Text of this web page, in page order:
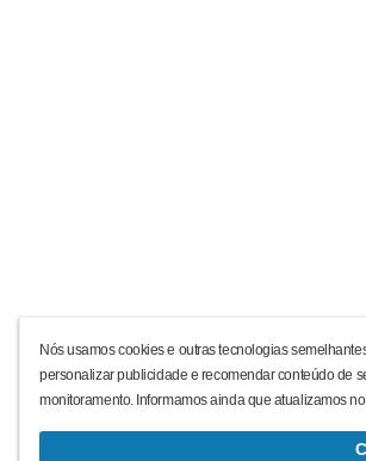
Nós usamos cookies e outras tecnologias
personalizar publicidade e recomendar conteúdo de
monitoramento. Informamos ainda que atualizamos